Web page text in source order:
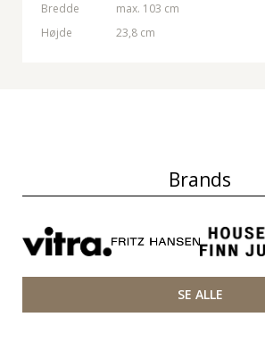
Bredde
max. 103 cm
Højde
23,8 cm
Brands
SE ALLE